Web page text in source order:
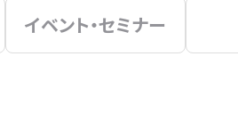
イベント・セミナー